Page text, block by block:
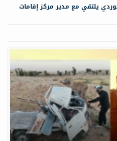
يلتقي مع مدير مركز إقامات